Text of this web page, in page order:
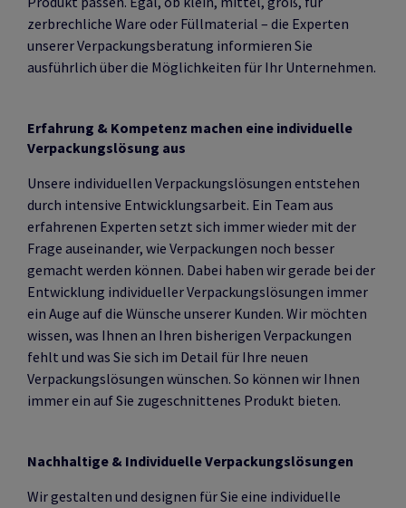
zerbrechliche Ware oder Füllmaterial – die Experten
unserer Verpackungsberatung informieren Sie
ausführlich über die Möglichkeiten für Ihr Unternehmen.
Erfahrung & Kompetenz machen eine individuelle
Verpackungslösung aus
Unsere individuellen Verpackungslösungen entstehen
durch intensive Entwicklungsarbeit. Ein Team aus
erfahrenen Experten setzt sich immer wieder mit der
Frage auseinander, wie Verpackungen noch besser
gemacht werden können. Dabei haben wir gerade bei der
Entwicklung individueller Verpackungslösungen immer
ein Auge auf die Wünsche unserer Kunden. Wir möchten
wissen, was Ihnen an Ihren bisherigen Verpackungen
fehlt und was Sie sich im Detail für Ihre neuen
Verpackungslösungen wünschen. So können wir Ihnen
immer ein auf Sie zugeschnittenes Produkt bieten.
Nachhaltige & Individuelle Verpackungslösungen
Wir gestalten und designen für Sie eine individuelle